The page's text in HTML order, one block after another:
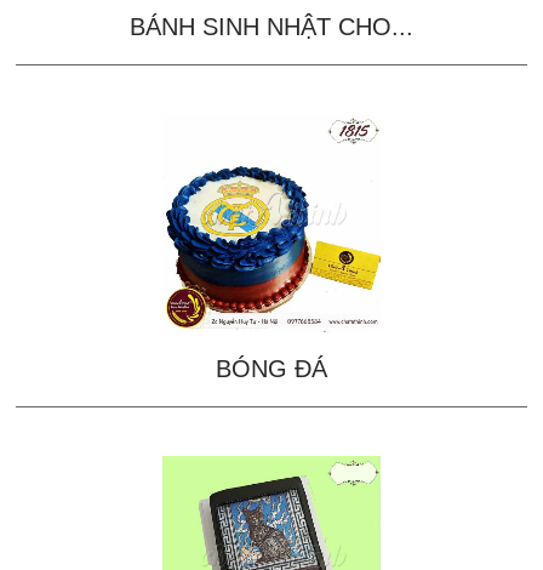
BÁNH SINH NHẬT CHO...
BÓNG ĐÁ